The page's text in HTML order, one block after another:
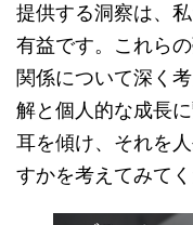
提供する洞察は、
有益です。これら
関係について深く
解と個人的な成長
耳を傾け、それを
すかを考えてみてく